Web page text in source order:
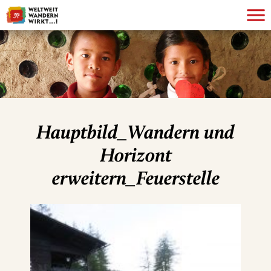
Hauptbild_Wandern und
Horizont
erweitern_Feuerstelle